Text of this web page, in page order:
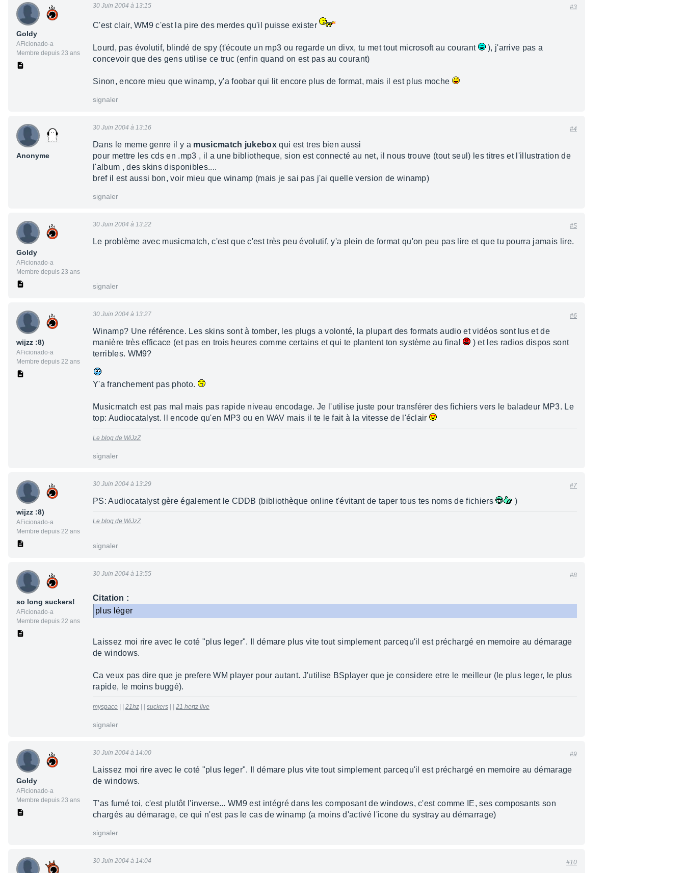
Goldy
AFicionado·a
Membre depuis 23 ans
30 Juin 2004 à 13:15 #3
C'est clair, WM9 c'est la pire des merdes qu'il puisse exister
Lourd, pas évolutif, blindé de spy (t'écoute un mp3 ou regarde un divx, tu met tout microsoft au courant
), j'arrive pas a
concevoir que des gens utilise ce truc (enfin quand on est pas au courant)
Sinon, encore mieu que winamp, y'a foobar qui lit encore plus de format, mais il est plus moche
signaler
Anonyme
30 Juin 2004 à 13:16 #4
Dans le meme genre il y a musicmatch jukeboxqui est tres bien aussi
pour mettre les cds en .mp3 , il a une bibliotheque, sion est connecté au net, il nous trouve (tout seul) les titres et l'illustration de
l'album , des skins disponibles....
bref il est aussi bon, voir mieu que winamp (mais je sai pas j'ai quelle version de winamp)
signaler
Goldy
AFicionado·a
Membre depuis 23 ans
30 Juin 2004 à 13:22 #5
Le problème avec musicmatch, c'est que c'est très peu évolutif, y'a plein de format qu'on peu pas lire et que tu pourra jamais lire.
signaler
wijzz :8)
AFicionado·a
Membre depuis 22 ans
30 Juin 2004 à 13:27 #6
Winamp? Une référence. Les skins sont à tomber, les plugs a volonté, la plupart des formats audio et vidéos sont lus et de
manière très efficace (et pas en trois heures comme certains et qui te plantent ton système au final
) et les radios dispos sont
terribles. WM9?
Y'a franchement pas photo.
Musicmatch est pas mal mais pas rapide niveau encodage. Je l'utilise juste pour transférer des fichiers vers le baladeur MP3. Le
top: Audiocatalyst. Il encode qu'en MP3 ou en WAV mais il te le fait à la vitesse de l'éclair
Le blog de WiJzZ
signaler
wijzz :8)
AFicionado·a
Membre depuis 22 ans
30 Juin 2004 à 13:29 #7
PS: Audiocatalyst gère également le CDDB (bibliothèque online t'évitant de taper tous tes noms de fichiers )
Le blog de WiJzZ
signaler
so long suckers!
AFicionado·a
Membre depuis 22 ans
30 Juin 2004 à 13:55 #8
Citation :
plus léger
Laissez moi rire avec le coté "plus leger". Il démare plus vite tout simplement parcequ'il est préchargé en memoire au démarage
de windows.
Ca veux pas dire que je prefere WM player pour autant. J'utilise BSplayer que je considere etre le meilleur (le plus leger, le plus
rapide, le moins buggé).
myspace 21hz suckers 21 hertz live
signaler
Goldy
AFicionado·a
Membre depuis 23 ans
30 Juin 2004 à 14:00 #9
Laissez moi rire avec le coté "plus leger". Il démare plus vite tout simplement parcequ'il est préchargé en memoire au démarage
de windows.
T'as fumé toi, c'est plutôt l'inverse... WM9 est intégré dans les composant de windows, c'est comme IE, ses composants son
chargés au démarage, ce qui n'est pas le cas de winamp (a moins d'activé l'icone du systray au démarrage)
signaler
30 Juin 2004 à 14:04 #10